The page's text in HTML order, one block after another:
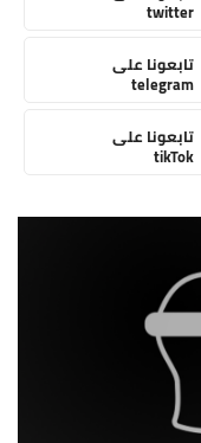
twitter
تابعونا على
telegram
تابعونا على
tikTok